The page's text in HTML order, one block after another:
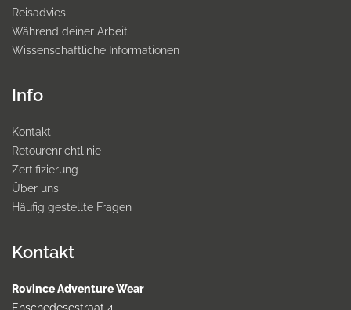
Reisadvies
Während deiner Arbeit
Wissenschaftliche Informationen
Info
Kontakt
Retourenrichtlinie
Zertifizierung
Über uns
Häufig gestellte Fragen
Kontakt
Rovince Adventure Wear